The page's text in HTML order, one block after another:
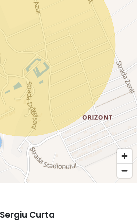
Sergiu Curta